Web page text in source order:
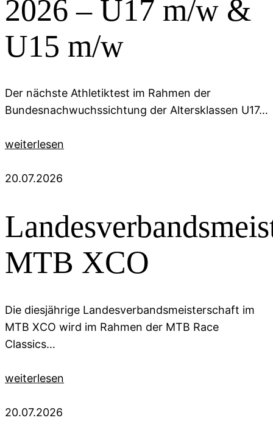
2026 – U17 m/w &
U15 m/w
Der nächste Athletiktest im Rahmen der
Bundesnachwuchssichtung der Altersklassen U17…
weiterlesen
20.07.2026
MTB XCO
Die diesjährige Landesverbandsmeisterschaft im
MTB XCO wird im Rahmen der MTB Race
Classics…
weiterlesen
20.07.2026